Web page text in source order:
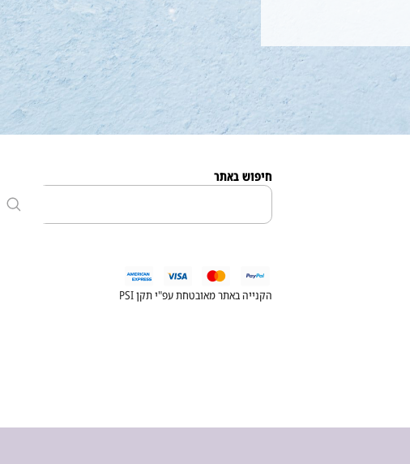
חיפוש באתר
הקנייה באתר מאובטחת עפ"י תקן PSI